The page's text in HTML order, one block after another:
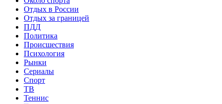
Отдых в России
Отдых за границей
ПДД
Политика
Происшествия
Психология
Рынки
Сериалы
Спорт
ТВ
Теннис